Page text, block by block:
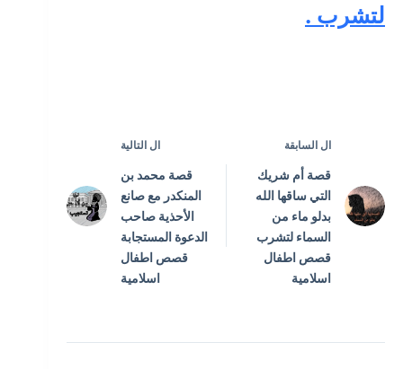
لتشرب .
ال السابقة
قصة أم شريك
التي ساقها الله
بدلو ماء من
السماء لتشرب
قصص اطفال
اسلامية
ال التالية
قصة محمد بن
المنكدر مع صانع
الأحذية صاحب
الدعوة المستجابة
قصص اطفال
اسلامية